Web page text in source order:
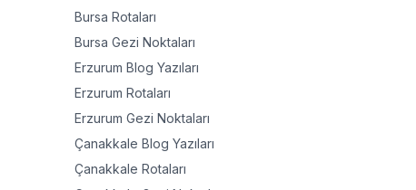
Bursa Rotaları
Bursa Gezi Noktaları
Erzurum Blog Yazıları
Erzurum Rotaları
Erzurum Gezi Noktaları
Çanakkale Blog Yazıları
Çanakkale Rotaları